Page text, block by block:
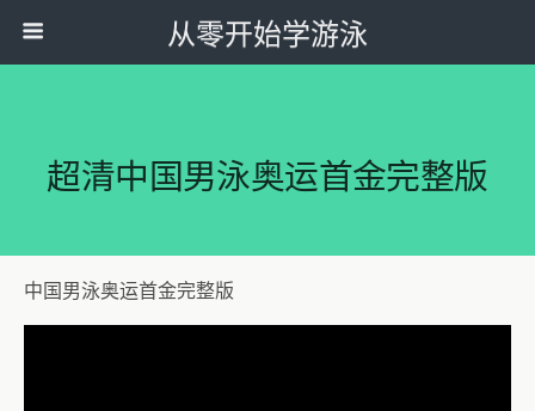
从零开始学游泳
超清中国男泳奥运首金完整版
中国男泳奥运首金完整版